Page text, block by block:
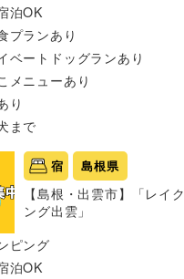
泊OK
プランあり
ベートドッグランあり
メニューあり
り
まで
宿 島根県
【島根・出雲市】「レイ
ング出雲」
ピング
泊OK